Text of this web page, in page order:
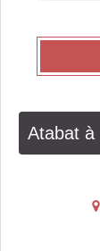
Atabat à